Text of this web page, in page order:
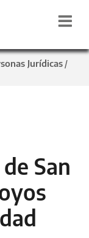
Jurídicas /
San